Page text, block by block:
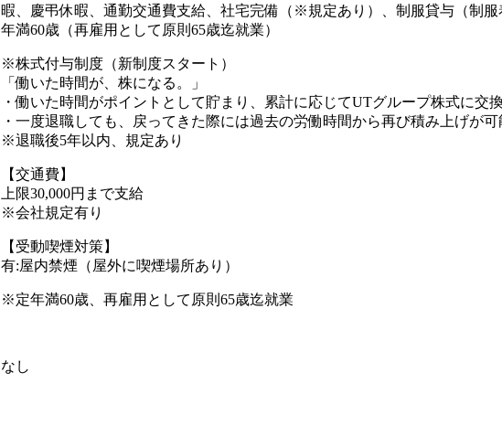
暇、慶弔休暇、通勤交通費支給、社宅完備（※規定あり）、制服貸与（制
年満60歳（再雇用として原則65歳迄就業）
※株式付与制度（新制度スタート）
「働いた時間が、株になる。」
・働いた時間がポイントとして貯まり、累計に応じてUTグループ株式に交換
・一度退職しても、戻ってきた際には過去の労働時間から再び積み上げが
※退職後5年以内、規定あり
【交通費】
上限30,000円まで支給
※会社規定有り
【受動喫煙対策】
有:屋内禁煙（屋外に喫煙場所あり）
※定年満60歳、再雇用として原則65歳迄就業
なし